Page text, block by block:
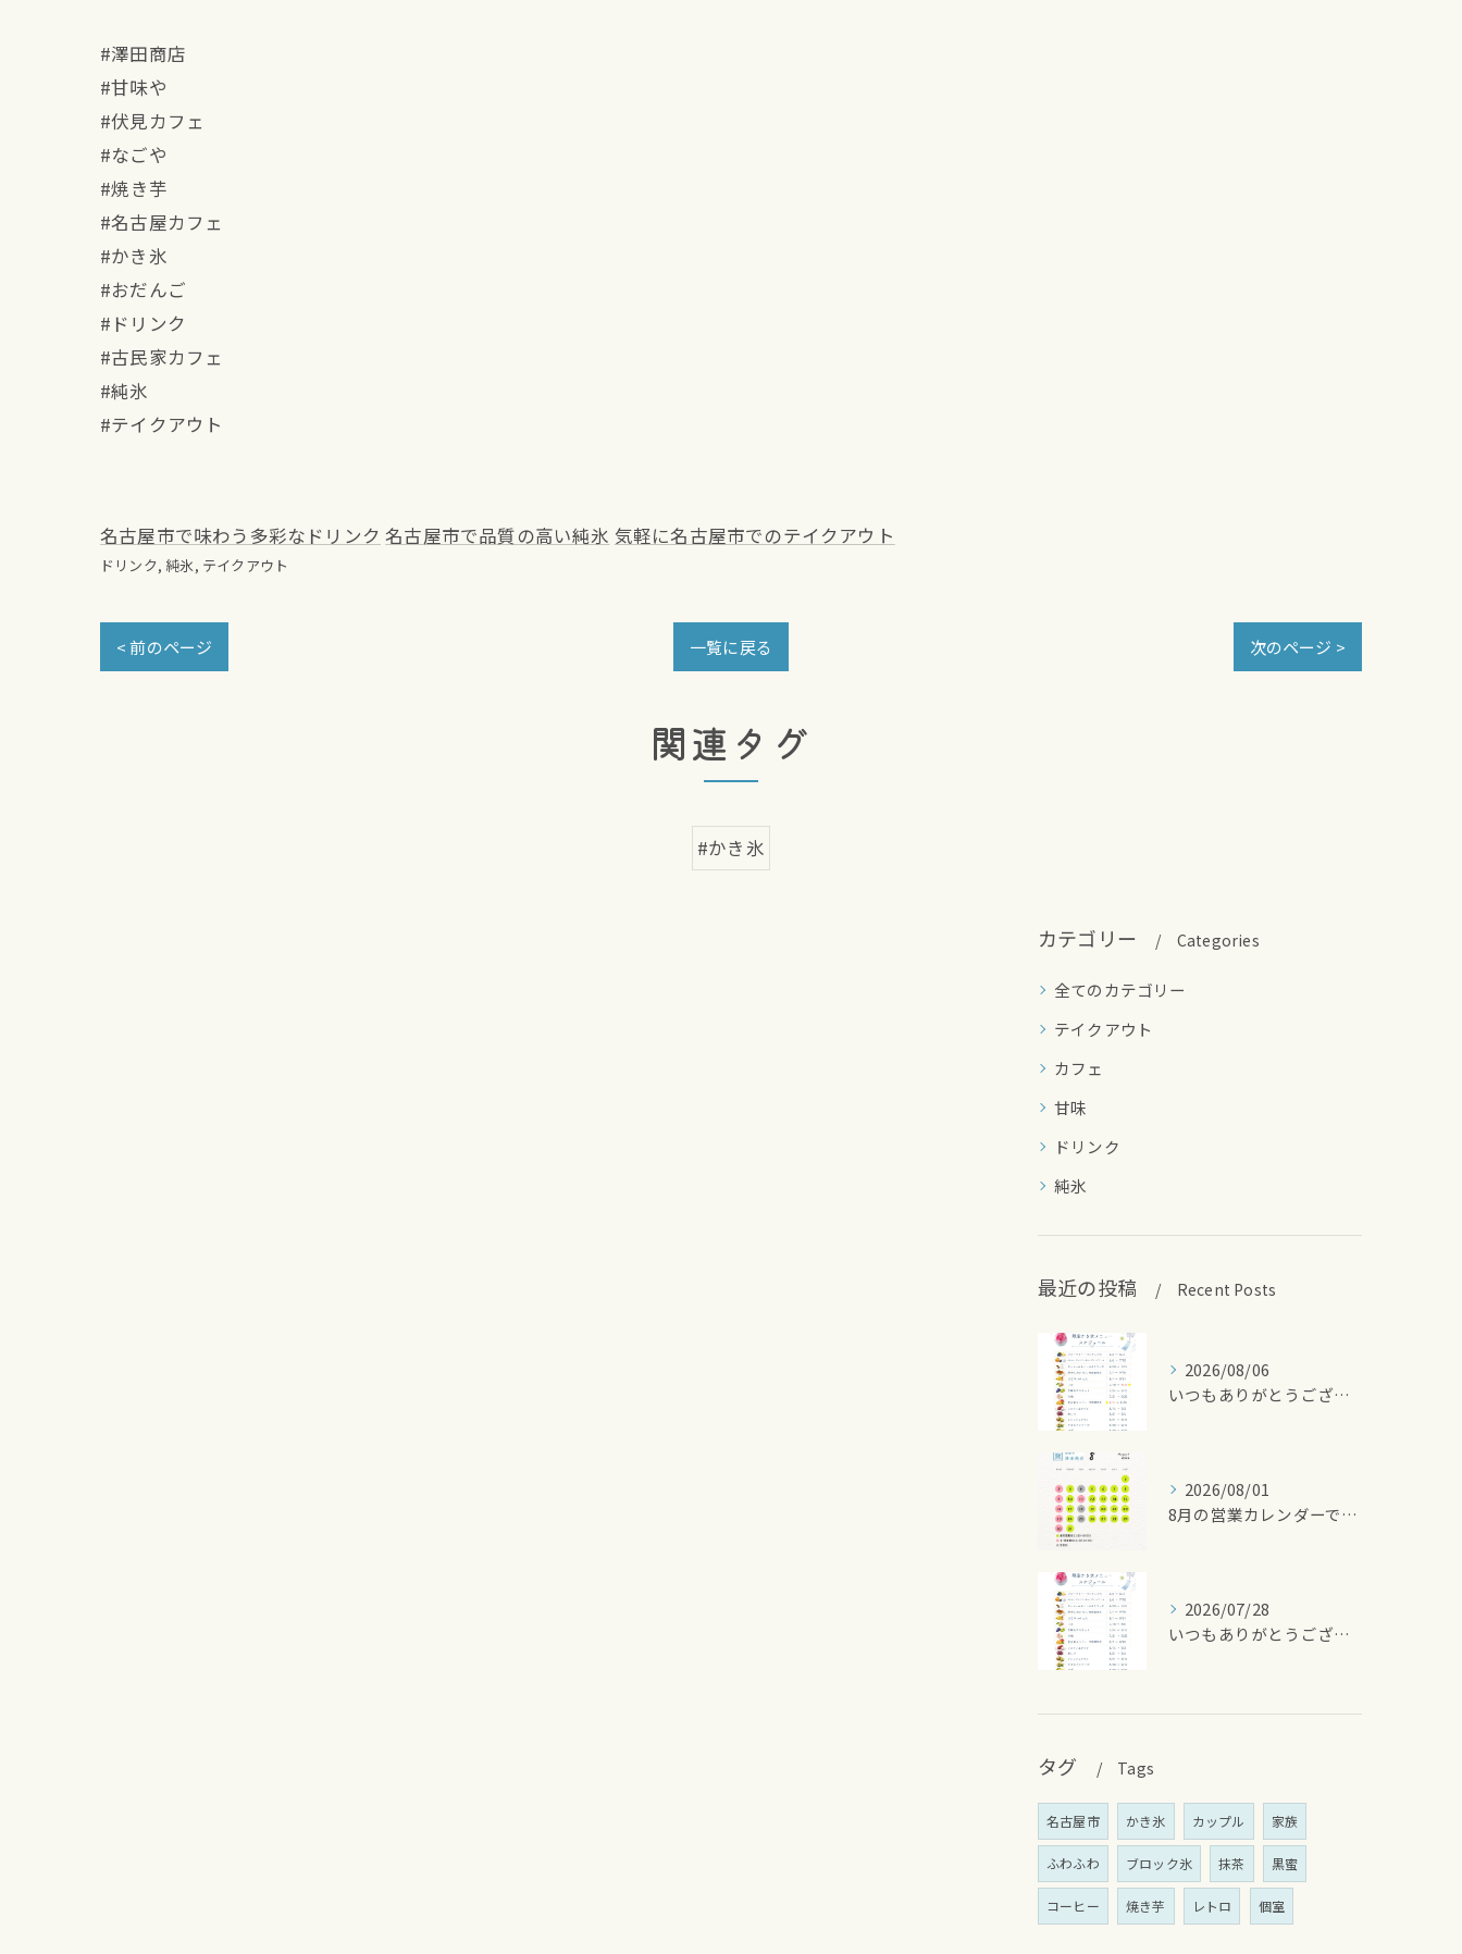
#澤田商店
#甘味や
#伏見カフェ
#なごや⁡
#⁡焼き芋
#名古屋カフェ
#かき氷
#おだんご
#ドリンク
#古民家カフェ
#純氷
#テイクアウト
名古屋市で味わう多彩なドリンク 名古屋市で品質の高い純氷 気軽に名古屋市でのテイクアウト
ドリンク 純氷 テイクアウト
< 前のページ 一覧に戻る 次のページ >
関連タグ
#かき氷
カテゴリー Categories
全てのカテゴリー
テイクアウト
カフェ
甘味
ドリンク
純氷
最近の投稿 Recent Posts
2026/08/06
いつもありがとうございます🍧
2026/08/01
8月の営業カレンダーです🌻
2026/07/28
いつもありがとうございます
タグ Tags
名古屋市 かき氷 カップル 家族
ふわふわ ブロック氷 抹茶 黒蜜
コーヒー 焼き芋 レトロ 個室